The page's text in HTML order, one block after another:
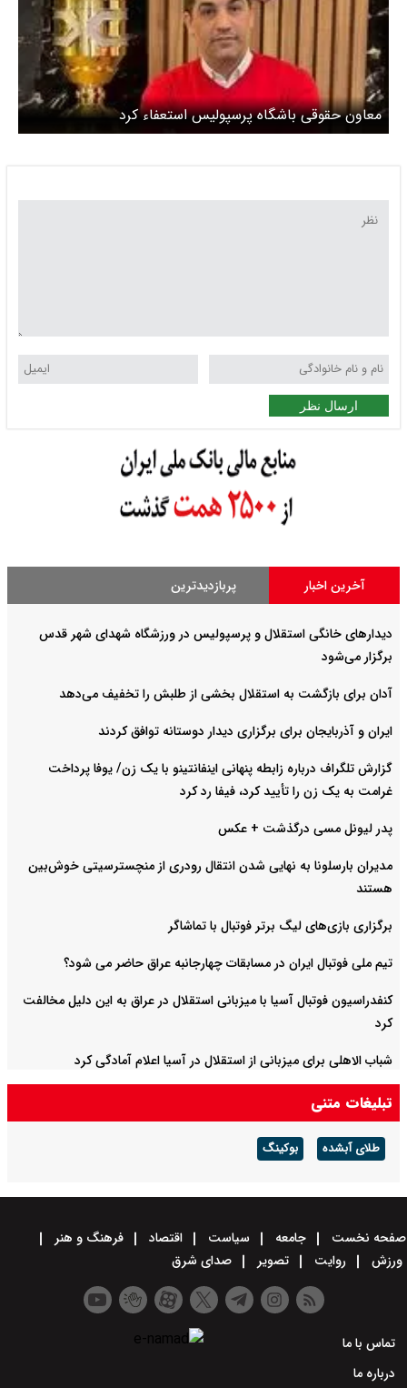
معاون حقوقی باشگاه پرسپولیس استعفاء کرد
ارسال نظر
آخرین اخبار پربازدیدترین
دیدارهای خانگی استقلال و پرسپولیس در ورزشگاه شهدای شهر قدس
برگزار می‌شود
آدان برای بازگشت به استقلال بخشی از طلبش را تخفیف می‌دهد
ایران و آذربایجان برای برگزاری دیدار دوستانه توافق کردند
گزارش تلگراف درباره زابطه پنهانی اینفانتینو با یک زن/ یوفا پرداخت
غرامت به یک زن را تأیید کرد، فیفا رد کرد
پدر لیونل مسی درگذشت + عکس
مدیران بارسلونا به نهایی شدن انتقال رودری از منچسترسیتی خوش‌بین
هستند
برگزاری بازی‌های لیگ برتر فوتبال با تماشاگر
تیم ملی فوتبال ایران در مسابقات چهارجانبه عراق حاضر می شود؟
کنفدراسیون فوتبال آسیا با میزبانی استقلال در عراق به این دلیل مخالفت
کرد
شباب الاهلی برای میزبانی از استقلال در آسیا اعلام آمادگی کرد
تبلیغات متنی
طلای آبشده بوکینگ
صفحه نخست جامعه سیاست اقتصاد
فرهنگ و هنر
ورزش
روایت تصویر صدای شرق
تماس با ما
درباره ما